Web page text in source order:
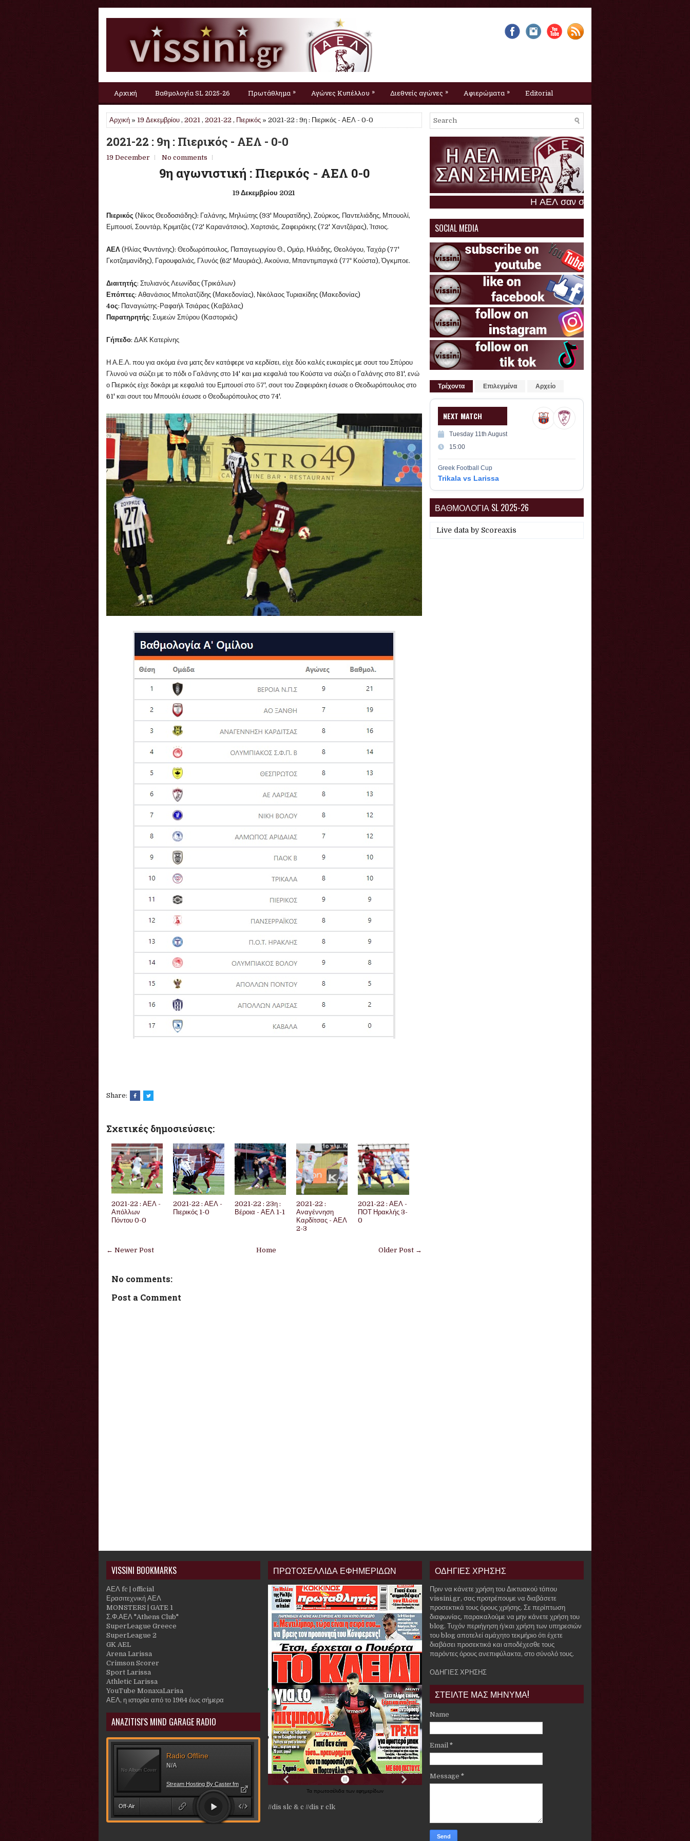
Αρχική Βαθμολογία SL 2025-26 Πρωτάθλημα » Αγώνες Κυπέλλου » Διεθνείς αγώνες » Αφιερώματα » Editorial
Αρχική » 19 Δεκεμβρίου , 2021 , 2021-22 , Πιερικός » 2021-22 : 9η : Πιερικός - ΑΕΛ - 0-0
2021-22 : 9η : Πιερικός - ΑΕΛ - 0-0
19 December No comments
9η αγωνιστική : Πιερικός - ΑΕΛ 0-0
19 Δεκεμβρίου 2021
Πιερικός (Νίκος Θεοδοσιάδης): Γαλάνης, Μηλιώτης (93' Μουρατίδης), Ζούρκος, Παντελιάδης, Μπουολί,
Εμπουσί, Σουντάρ, Κριμιτζάς (72' Καρανάτσιος), Χαρτσιάς, Ζαφειράκης (72' Χαντζάρας), Ίτσιος.
ΑΕΛ (Ηλίας Φυντάνης): Θεοδωρόπουλος, Παπαγεωργίου Θ., Ομάρ, Ηλιάδης, Θεολόγου, Ταχάρ (77'
Γκοτζαμανίδης), Γαρουφαλιάς, Γλυνός (62' Μαυριάς), Ακούνια, Μπαντιμπαγκά (77' Κούστα), Όγκμποε.
Διαιτητής: Στυλιανός Λεωνίδας (Τρικάλων)
Επόπτες: Αθανάσιος Μπολατζίδης (Μακεδονίας), Νικόλαος Τυριακίδης (Μακεδονίας)
4ος: Παναγιώτης-Ραφαήλ Τσιάρας (Καβάλας)
Παρατηρητής: Συμεών Σπύρου (Καστοριάς)
Γήπεδο: ΔΑΚ Κατερίνης
Η Α.Ε.Λ. που για ακόμα ένα ματς δεν κατάφερε να κερδίσει, είχε δύο καλές ευκαιρίες με σουτ του Σπύρου
Γλυνού να σώζει με το πόδι ο Γαλάνης στο 14' και μια κεφαλιά του Κούστα να σώζει ο Γαλάνης στο 81', ενώ
ο Πιερικός είχε δοκάρι με κεφαλιά του Εμπουσί στο 57', σουτ του Ζαφειράκη έσωσε ο Θεοδωρόπουλος στο
61' και σουτ του Μπουόλι έσωσε ο Θεοδωρόπουλος στο 74'.
Share:
Σχετικές δημοσιεύσεις:
2021-22 : ΑΕΛ -
Απόλλων
Πόντου 0-0
2021-22 : ΑΕΛ -
Πιερικός 1-0
2021-22 : 23η :
Βέροια - ΑΕΛ 1-1
2021-22 :
Αναγέννηση
Καρδίτσας - ΑΕΛ
2-3
2021-22 : ΑΕΛ -
ΠΟΤ Ηρακλής 3-
0
← Newer Post Older Post →
Home
No comments:
Post a Comment
Η ΑΕΛ σαν σήμερα :7 Αυγούστου
SOCIAL MEDIA
Τρέχοντα Επιλεγμένα Αρχείο
NEXT MATCH
Tuesday 11th August
15:00
Greek Football Cup
Trikala vs Larissa
ΒΑΘΜΟΛΟΓΙΑ SL 2025-26
Live data by Scoreaxis
VISSINI BOOKMARKS
ΑΕΛ fc | official
Ερασιτεχνική ΑΕΛ
MONSTERS | GATE 1
Σ.Φ.ΑΕΛ "Athens Club"
SuperLeague Greece
SuperLeague 2
GK AEL
Arena Larissa
Crimson Scorer
Sport Larissa
Athletic Larissa
YouTube MonaxaLarisa
ΑΕΛ, η ιστορία από το 1964 έως σήμερα
ANAZITISI'S MIND GARAGE RADIO
ΠΡΩΤΟΣΕΛΛΙΔΑ ΕΦΗΜΕΡΙΔΩΝ
Τα πρωτοσέλιδα των εφημερίδων
//dis slc & c //dis r clk
ΟΔΗΓΙΕΣ ΧΡΗΣΗΣ
Πριν να κάνετε χρήση του Δικτυακού τόπου
vissini.gr, σας προτρέπουμε να διαβάσετε
προσεκτικά τους όρους χρήσης. Σε περίπτωση
διαφωνίας, παρακαλούμε να μην κάνετε χρήση του
blog. Τυχόν περιήγηση ή/και χρήση των υπηρεσιών
του blog αποτελεί αμάχητο τεκμήριο ότι έχετε
διαβάσει προσεκτικά και αποδέχεσθε τους
παρόντες όρους ανεπιφύλακτα, στο σύνολό τους.
ΟΔΗΓΙΕΣ ΧΡΗΣΗΣ
ΣΤΕΙΛΤΕ ΜΑΣ ΜΗΝΥΜΑ!
Name
Email *
Message *